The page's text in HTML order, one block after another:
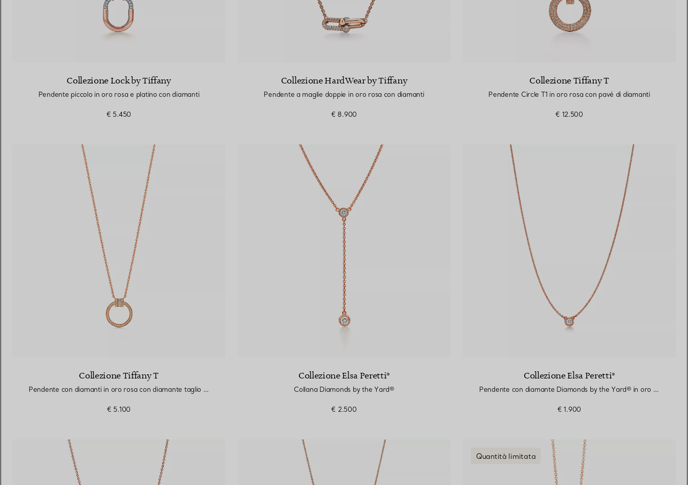
Collezione Lock by Tiffany
Pendente piccolo in oro rosa e platino con diamanti
€ 5.450
Collezione HardWear by Tiffany
Pendente a maglie doppie in oro rosa con diamanti
€ 8.900
Collezione Tiffany T
Pendente Circle T1 in oro rosa con pavé di diamanti
€ 12.500
Collezione Tiffany T
Pendente con diamanti in oro rosa con diamante taglio baguette
€ 5.100
Collezione Elsa Peretti®
Collana Diamonds by the Yard®
€ 2.500
Collezione Elsa Peretti®
Pendente con diamante Diamonds by the Yard® in oro rosa
€ 1.900
Quantità limitata